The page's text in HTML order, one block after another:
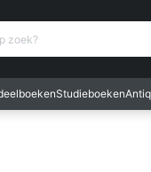
op zoek?
Studieboeken